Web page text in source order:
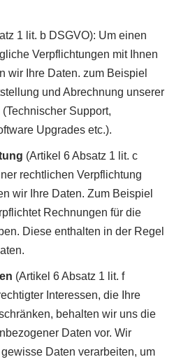
1 lit. b DSGVO): Um einen
Verpflichtungen mit Ihnen
wir Ihre Daten. zum Beispiel
und Abrechnung unserer
Support,
Upgrades etc.).
(Artikel 6 Absatz 1 lit. c
rechtlichen Verpflichtung
wir Ihre Daten. Zum Beispiel
Rechnungen für die
Diese enthalten in der Regel
(Artikel 6 Absatz 1 lit. f
Interessen, die Ihre
behalten wir uns die
Daten vor. Wir
Daten verarbeiten, um